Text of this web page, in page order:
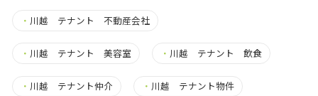
・ 川越 テナント 不動産会社
・ 川越 テナント 美容室 ・ 川越 テナント 飲食
・ 川越 テナント仲介 ・ 川越 テナント物件